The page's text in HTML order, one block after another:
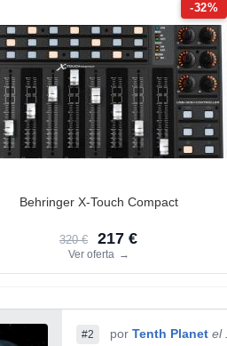
-32%
Behringer X-Touch Compact
320 € 217 €
Ver oferta →
#2 por Tenth Planet el